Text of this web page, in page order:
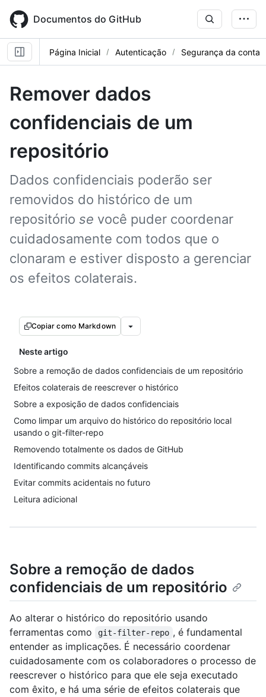
main
content
Documentos do GitHub
Página Inicial Autenticação Segurança da conta
Remover dados
confidenciais de um
repositório
Dados confidenciais poderão ser
removidos do histórico de um
repositório se você puder coordenar
cuidadosamente com todos que o
clonaram e estiver disposto a gerenciar
os efeitos colaterais.
Copiar como Markdown
Neste artigo
Sobre a remoção de dados confidenciais de um repositório
Efeitos colaterais de reescrever o histórico
Sobre a exposição de dados confidenciais
Como limpar um arquivo do histórico do repositório local
usando o git-filter-repo
Removendo totalmente os dados de GitHub
Identificando commits alcançáveis
Evitar commits acidentais no futuro
Leitura adicional
Sobre a remoção de dados
confidenciais de um repositório
Ao alterar o histórico do repositório usando
ferramentas como
git-filter-repo , é fundamental
entender as implicações. É necessário coordenar
cuidadosamente com os colaboradores o processo de
reescrever o histórico para que ele seja executado
com êxito, e há uma série de efeitos colaterais que